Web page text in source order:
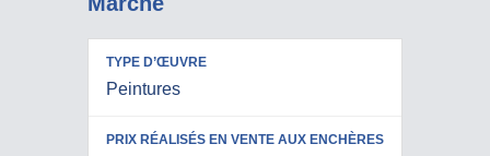
D’ŒUVRE
AUX
Peintures